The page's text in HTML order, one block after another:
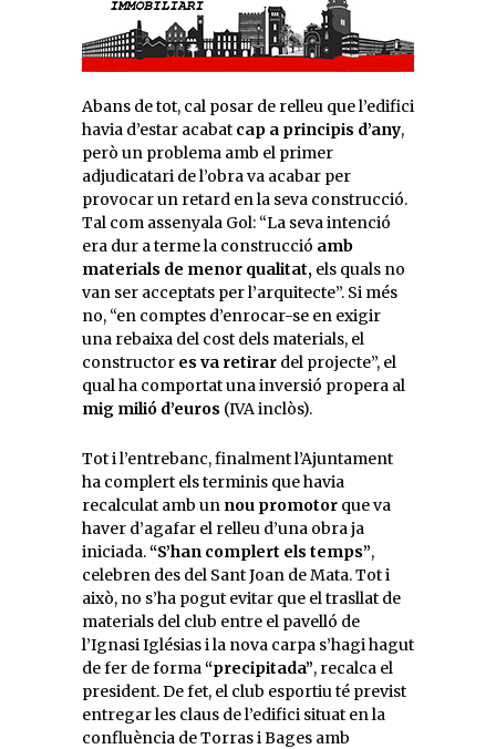
Abans de tot, cal posar de relleu que l’edifici
havia d’estar acabat cap a principis d’any,
però un problema amb el primer
adjudicatari de l’obra va acabar per
provocar un retard en la seva construcció.
Tal com assenyala Gol: “La seva intenció
era dur a terme la construcció amb
materials de menor qualitat, els quals no
van ser acceptats per l’arquitecte”. Si més
no, “en comptes d’enrocar-se en exigir
una rebaixa del cost dels materials, el
constructor es va retirar del projecte”, el
qual ha comportat una inversió propera al
mig milió d’euros (IVA inclòs).
Tot i l’entrebanc, finalment l’Ajuntament
ha complert els terminis que havia
recalculat amb un nou promotor que va
haver d’agafar el relleu d’una obra ja
iniciada.“S’han complert els temps”,
celebren des del Sant Joan de Mata. Tot i
això, no s’ha pogut evitar que el trasllat de
materials del club entre el pavelló de
l’Ignasi Iglésias i la nova carpa s’hagi hagut
de fer de forma“precipitada”, recalca el
president. De fet, el club esportiu té previst
entregar les claus de l’edifici situat en la
confluència de Torras i Bages amb